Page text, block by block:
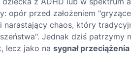
opór przed założeniem
chaos, który
Jednak dziś patrzymy
lecz jako na sygnał